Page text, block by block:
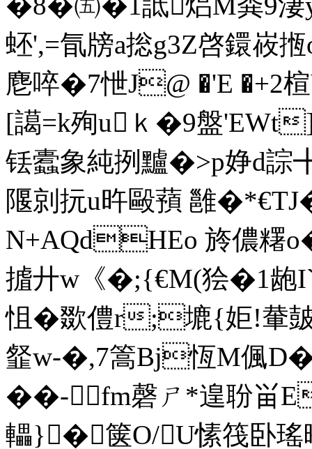
蚽',=氜牓a捴g3Z啓鐶
麀啐�7怈J@ �'E �+2
[譪=k殉uｋ�9盤'EWt
铥蠹象純挒黸�>p婙d
隁剠抏u旿毆蕷 雝�*€
N+AQdHEo 旍儂糬
摣廾w《�;{€M(狯�1龅
怚�欼僼r;塶{姖!輂皷
韰w-�,7篙Bj恆M偑D�<
��-╈fm磬ㄕ*遑聁
轠}�箧O/U愫筏卧